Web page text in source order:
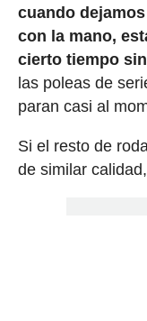
cuando
con la mano,
cierto tiempo
las poleas de
paran casi al
Si el resto de
de similar